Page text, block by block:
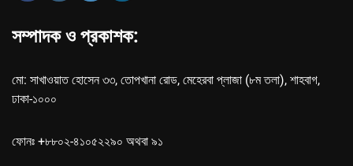
সম্পাদক ও প্রকাশক:
মো: সাখাওয়াত হোসেন ৩৩, তোপখানা রোড, মেহেরবা প্লাজা (৮ম তলা), শাহবাগ,
ঢাকা-১০০০
ফোনঃ +৮৮০২-৪১০৫২২৯০ অথবা ৯১